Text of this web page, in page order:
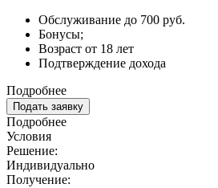
Обслуживание до 700 руб.
Бонусы;
Возраст от 18 лет
Подтверждение дохода
Подробнее
Подать заявку
Подробнее
Условия
Решение:
Индивидуально
Получение: